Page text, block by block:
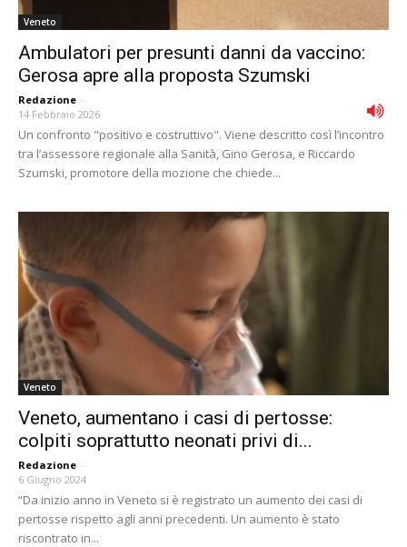
Veneto
Ambulatori per presunti danni da vaccino:
Gerosa apre alla proposta Szumski
Redazione -
14 Febbraio 2026
Un confronto "positivo e costruttivo". Viene descritto così l’incontro
tra l’assessore regionale alla Sanità, Gino Gerosa, e Riccardo
Szumski, promotore della mozione che chiede...
Veneto
Veneto, aumentano i casi di pertosse:
colpiti soprattutto neonati privi di...
Redazione -
6 Giugno 2024
“Da inizio anno in Veneto si è registrato un aumento dei casi di
pertosse rispetto agli anni precedenti. Un aumento è stato
riscontrato in...